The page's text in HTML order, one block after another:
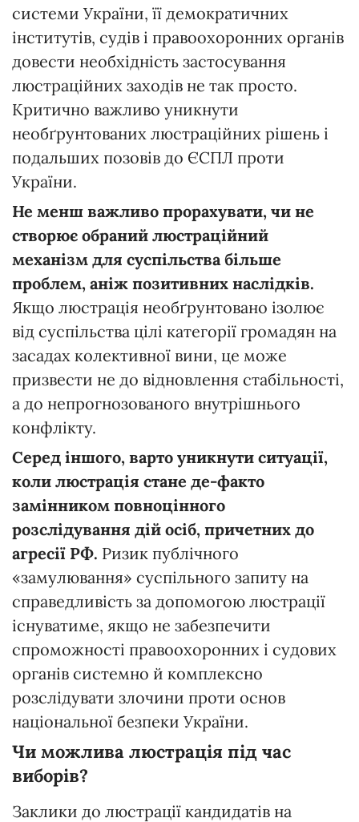
системи України, її демократичних
інститутів, судів і правоохоронних органів
довести необхідність застосування
люстраційних заходів не так просто.
Критично важливо уникнути
необґрунтованих люстраційних рішень і
подальших позовів до ЄСПЛ проти
України.
Не менш важливо прорахувати, чи не
створює обраний люстраційний
механізм для суспільства більше
проблем, аніж позитивних наслідків.
Якщо люстрація необґрунтовано ізолює
від суспільства цілі категорії громадян на
засадах колективної вини, це може
призвести не до відновлення стабільності,
а до непрогнозованого внутрішнього
конфлікту.
Серед іншого, варто уникнути ситуації,
коли люстрація стане де-факто
замінником повноцінного
розслідування дій осіб, причетних до
агресії РФ. Ризик публічного
«замулювання» суспільного запиту на
справедливість за допомогою люстрації
існуватиме, якщо не забезпечити
спроможності правоохоронних і судових
органів системно й комплексно
розслідувати злочини проти основ
національної безпеки України.
Чи можлива люстрація під час
виборів?
Заклики до люстрації кандидатів на